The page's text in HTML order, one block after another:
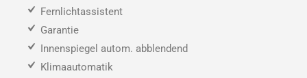
Fernlichtassistent
Garantie
Innenspiegel autom. abblendend
Klimaautomatik